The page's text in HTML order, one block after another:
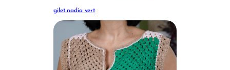
gilet nadia vert